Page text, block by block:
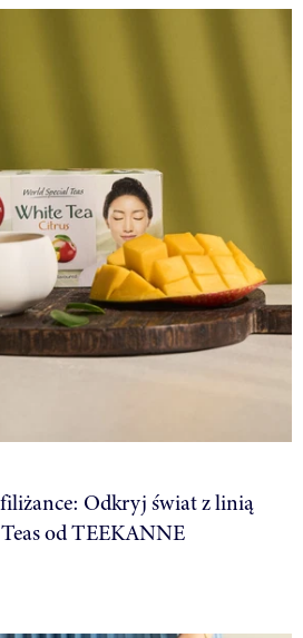
Odkryj świat z linią
od TEEKANNE